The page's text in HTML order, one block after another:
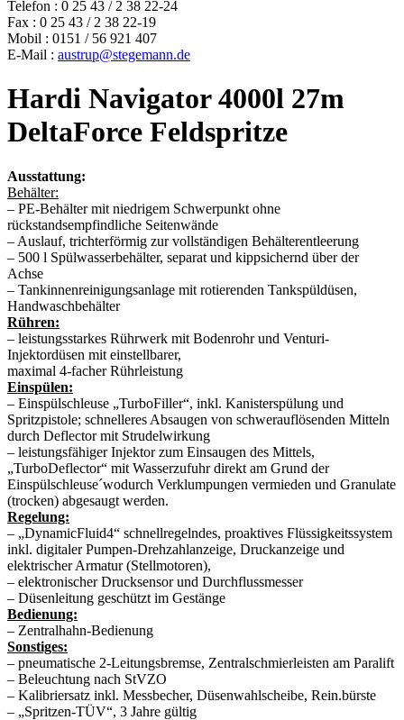
Telefon : 0 25 43 / 2 38 22-24
Fax : 0 25 43 / 2 38 22-19
Mobil : 0151 / 56 921 407
E-Mail : austrup@stegemann.de
Hardi Navigator 4000l 27m
DeltaForce Feldspritze
Ausstattung:
Behälter:
– PE-Behälter mit niedrigem Schwerpunkt ohne
rückstandsempfindliche Seitenwände
– Auslauf, trichterförmig zur vollständigen Behälterentleerung
– 500 l Spülwasserbehälter, separat und kippsichernd über der
Achse
– Tankinnenreinigungsanlage mit rotierenden Tankspüldüsen,
Handwaschbehälter
Rühren:
– leistungsstarkes Rührwerk mit Bodenrohr und Venturi-
Injektordüsen mit einstellbarer,
maximal 4-facher Rührleistung
Einspülen:
– Einspülschleuse „TurboFiller“, inkl. Kanisterspülung und
Spritzpistole; schnelleres Absaugen von schwerauflösenden Mitteln
durch Deflector mit Strudelwirkung
– leistungsfähiger Injektor zum Einsaugen des Mittels,
„TurboDeflector“ mit Wasserzufuhr direkt am Grund der
Einspülschleuse´wodurch Verklumpungen vermieden und Granulate
(trocken) abgesaugt werden.
Regelung:
– „DynamicFluid4“ schnellregelndes, proaktives Flüssigkeitssystem
inkl. digitaler Pumpen-Drehzahlanzeige, Druckanzeige und
elektrischer Armatur (Stellmotoren),
– elektronischer Drucksensor und Durchflussmesser
– Düsenleitung geschützt im Gestänge
Bedienung:
– Zentralhahn-Bedienung
Sonstiges:
– pneumatische 2-Leitungsbremse, Zentralschmierleisten am Paralift
– Beleuchtung nach StVZO
– Kalibriersatz inkl. Messbecher, Düsenwahlscheibe, Rein.bürste
– „Spritzen-TÜV“, 3 Jahre gültig